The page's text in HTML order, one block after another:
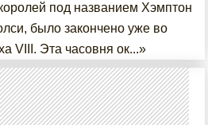
под названием Хэмптон
было закончено уже во
VIII. Эта часовня ок...»